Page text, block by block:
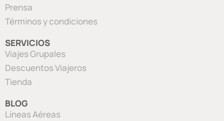
Prensa
Términos y condiciones
SERVICIOS
Viajes Grupales
Descuentos Viajeros
Tienda
BLOG
Líneas Aéreas